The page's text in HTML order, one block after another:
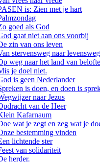
is: Zien met je hart
goed als God
gaat niet aan ons voorbij
zin van ons leven
stervensweg naar levensweg
weg naar het land van
je doel niet.
is geen Nederlander
is doen, en doen is
naar Jezus
van de Heer
Kafarnaum
wat je zegt en zeg wat je
bestemming vinden
lichtende ster
van solidariteit
herder.